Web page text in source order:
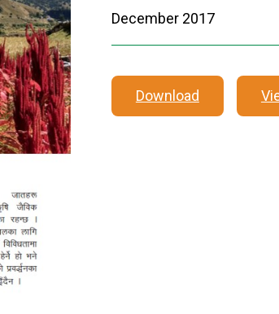
December 2017
Download